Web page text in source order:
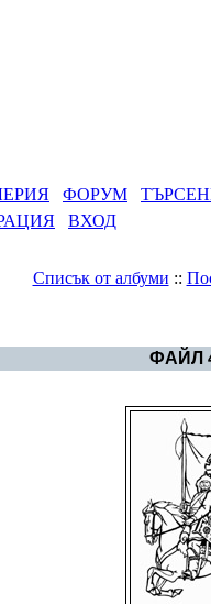
ФОРУМ
ВХОД
Списък от албуми ::
ФАЙЛ